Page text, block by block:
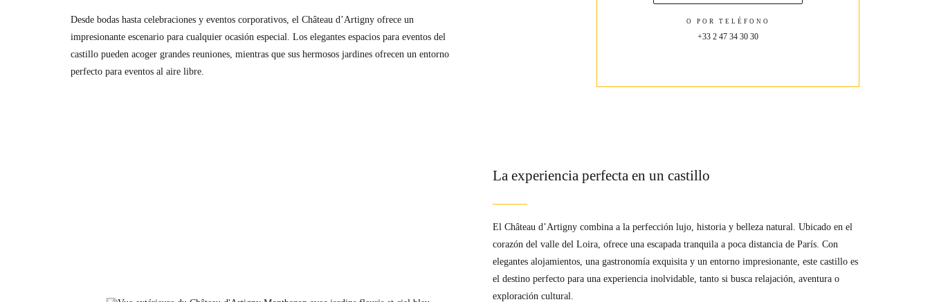
Desde bodas hasta celebraciones y eventos corporativos, el Château d’Artigny ofrece un
impresionante escenario para cualquier ocasión especial. Los elegantes espacios para eventos del
castillo pueden acoger grandes reuniones, mientras que sus hermosos jardines ofrecen un entorno
perfecto para eventos al aire libre.
O POR TELÉFONO
+33 2 47 34 30 30
La experiencia perfecta en un castillo
El Château d’Artigny combina a la perfección lujo, historia y belleza natural. Ubicado en el
corazón del valle del Loira, ofrece una escapada tranquila a poca distancia de París. Con
elegantes alojamientos, una gastronomía exquisita y un entorno impresionante, este castillo es
el destino perfecto para una experiencia inolvidable, tanto si busca relajación, aventura o
exploración cultural.